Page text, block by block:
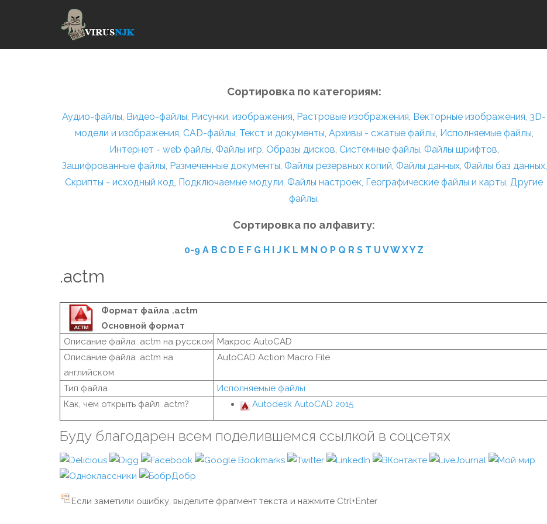
Сортировка по категориям:
Аудио-файлы, Видео-файлы, Рисунки, изображения, Растровые изображения, Векторные изображения, 3D-
модели и изображения, CAD-файлы, Текст и документы, Архивы - сжатые файлы, Исполняемые файлы,
Интернет - web файлы, Файлы игр, Образы дисков, Системные файлы, Файлы шрифтов,
Зашифрованные файлы, Размеченные документы, Файлы резервных копий, Файлы данных, Файлы баз данных,
Скрипты - исходный код, Подключаемые модули, Файлы настроек, Географические файлы и карты, Другие
файлы.
Сортировка по алфавиту:
0-9 A B C D E F G H I J K L M N O P Q R S T U VW XY Z
.actm
Формат файла .actm
Основной формат
Описание файла .actm на русском Макрос AutoCAD
Описание файла .actm на
английском
AutoCAD Action Macro File
Тип файла
Исполняемые файлы
Как, чем открыть файл .actm?
Autodesk AutoCAD 2015
Буду благодарен всем поделившемся ссылкой в соцсетях
Если заметили ошибку, выделите фрагмент текста и нажмите Ctrl+Enter